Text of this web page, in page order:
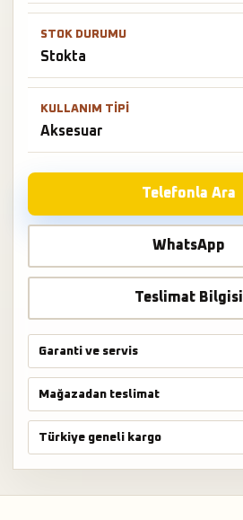
teslimat desteği hızlıca alınabilir.
STOK DURUMU
Stokta
KULLANIM TIPI
Aksesuar
Telefonla Ara
WhatsApp
Teslimat Bilgisi
Garanti ve servis
Mağazadan teslimat
Türkiye geneli kargo